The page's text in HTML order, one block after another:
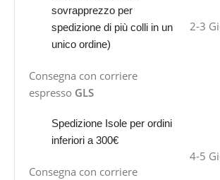
sovrapprezzo per
spedizione di più colli in un
unico ordine)
Consegna con corriere
espresso GLS
2-3
Spedizione Isole per ordini
inferiori a 300€
Consegna con corriere
4-5